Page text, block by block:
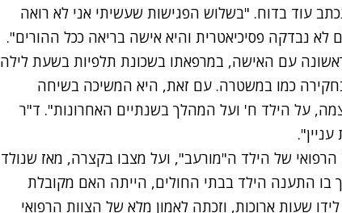
עוד בדוח. "בשלוש הפגישות שעשיתי אני לא רואה
נבדקה פסיכיאטרית והיא אישה בריאה ככל ההורים".
עם האישה, במרפאתו בשכונת תלפיות בשעת לילה
כמו במשטרה. עם זאת, היא המשיכה בשיחה
על הילד ח' ועל המהלך בשנתיים האחרונות". ד"ר
הרפואי של הילד ה"מורעב", ועל מצבו בקצרה, מאז שנולד
בו התענה הילד בבתי החולים, הייתה האם מקובלת
שעות ארוכות, וזכתה לאמון מלא של הצוות הרפואי